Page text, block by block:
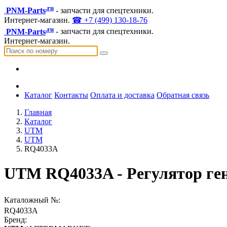
PNM-Parts.ru - запчасти для спецтехники.
Интернет-магазин. ☎ +7 (499) 130-18-76
PNM-Parts.ru - запчасти для спецтехники.
Интернет-магазин.
Каталог Контакты Оплата и доставка Обратная связь
Главная
Каталог
UTM
UTM
RQ4033A
UTM RQ4033A - Регулятор
Каталожный №:
RQ4033A
Бренд: